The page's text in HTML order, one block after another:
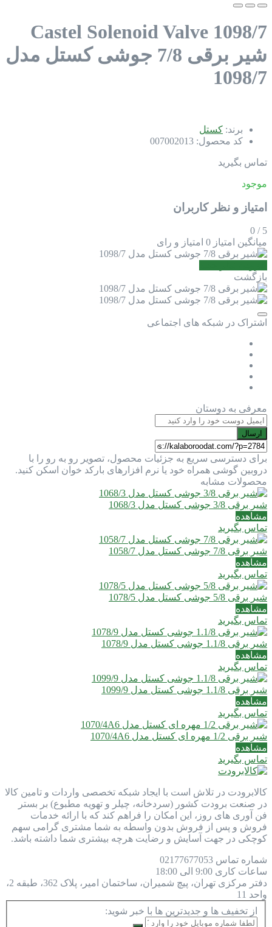
Castel Solenoid Valve 1098/7
شیر برقی 7/8 جوشی کستل مدل
1098/7
برند: کستل
کد محصول: 007002013
تماس بگیرید
موجود
امتیاز و نظر کاربران
5
/
0
میانگین امتیاز 0 امتیاز و رای
بازگشت
اشتراک در شبکه های اجتماعی
معرفی به دوستان
ارسال
برای دسترسی سریع به جزئیات محصول، تصویر رو به رو را با
دروبین گوشی همراه خود یا نرم افزارهای بارکد خوان اسکن کنید.
محصولات مشابه
شیر برقی 3/8 جوشی کستل مدل 1068/3
مشاهده
تماس بگیرید
شیر برقی 7/8 جوشی کستل مدل 1058/7
مشاهده
تماس بگیرید
شیر برقی 5/8 جوشی کستل مدل 1078/5
مشاهده
تماس بگیرید
شیر برقی 1.1/8 جوشی کستل مدل 1078/9
مشاهده
تماس بگیرید
شیر برقی 1.1/8 جوشی کستل مدل 1099/9
مشاهده
تماس بگیرید
شیر برقی 1/2 مهره ای کستل مدل 1070/4A6
مشاهده
تماس بگیرید
کالابرودت در تلاش است با ایجاد شبکه تخصصی واردات و تامین کالا
در صنعت برودت کشور (سردخانه، چیلر و تهویه مطبوع) بر بستر
فن آوری های روز، این امکان را فراهم کند که با ارائه خدمات
فروش و پس از فروش بدون واسطه به شما مشتری گرامی سهم
کوچکی در جهت آسایش و رضایت هرچه بیشتری شما داشته باشد.
شماره تماس 021 77677053
ساعات کاری 9:00 الی 18:00
دفتر مرکزی
تهران، پیچ شمیران، ساختمان امیر، پلاک 362، طبقه 2،
واحد 11
از تخفیف ها و جدیدترین ها با خبر شوید: